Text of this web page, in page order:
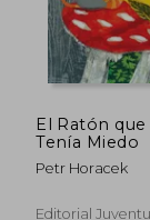
45%
dcto.
El Ratón que
Tenía Miedo
Petr Horacek
Editorial